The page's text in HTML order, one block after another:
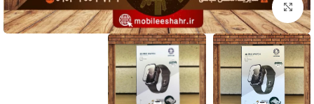
برای بزرگنمایی کلیک کنید